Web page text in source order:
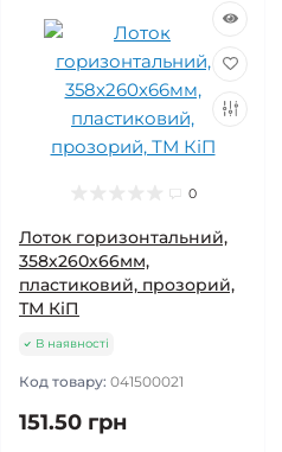
0
Лоток горизонтальний,
358х260х66мм,
пластиковий, прозорий,
ТМ КіП
В наявності
Код товару: 041500021
151.50 грн